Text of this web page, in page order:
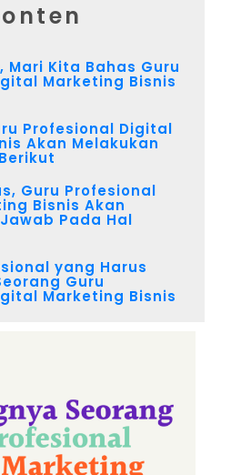
Mari Kita Bahas Guru
Marketing Bisnis
Profesional Digital
Akan Melakukan
Guru Profesional
Bisnis Akan
Pada Hal
yang Harus
Guru
Marketing Bisnis